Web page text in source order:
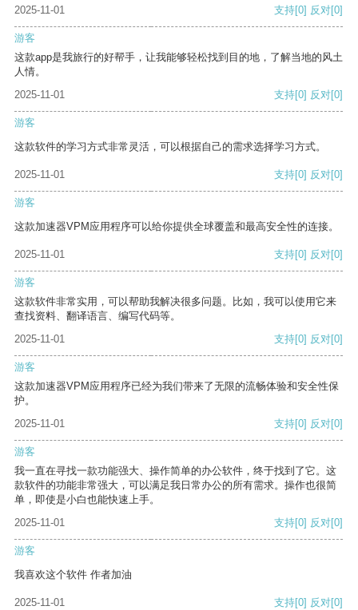
2025-11-01
支持[0] 反对[0]
游客
这款app是我旅行的好帮手，让我能够轻松找到目的地，了解当地的风土
人情。
2025-11-01
支持[0] 反对[0]
游客
这款软件的学习方式非常灵活，可以根据自己的需求选择学习方式。
2025-11-01 支持[0] 反对[0]
游客
这款加速器VPM应用程序可以给你提供全球覆盖和最高安全性的连接。
2025-11-01 支持[0] 反对[0]
游客
这款软件非常实用，可以帮助我解决很多问题。比如，我可以使用它来
查找资料、翻译语言、编写代码等。
2025-11-01
支持[0] 反对[0]
游客
这款加速器VPM应用程序已经为我们带来了无限的流畅体验和安全性保
护。
2025-11-01
支持[0] 反对[0]
游客
我一直在寻找一款功能强大、操作简单的办公软件，终于找到了它。这
款软件的功能非常强大，可以满足我日常办公的所有需求。操作也很简
单，即使是小白也能快速上手。
2025-11-01
支持[0] 反对[0]
游客
我喜欢这个软件 作者加油
2025-11-01 支持[0] 反对[0]